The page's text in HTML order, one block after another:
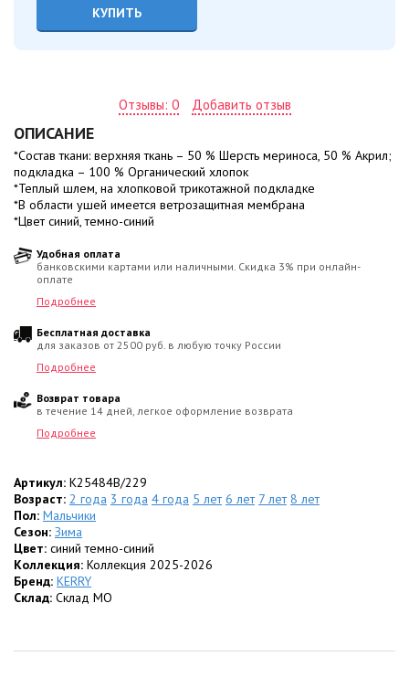
КУПИТЬ
Отзывы: 0 Добавить отзыв
ОПИСАНИЕ
*Состав ткани: верхняя ткань – 50 % Шерсть мериноса, 50 % Акрил;
подкладка – 100 % Органический хлопок
*Теплый шлем, на хлопковой трикотажной подкладке
*В области ушей имеется ветрозащитная мембрана
*Цвет синий, темно-синий
Удобная оплата
банковскими картами или наличными. Скидка 3% при онлайн-
оплате
Подробнее
Бесплатная доставка
для заказов от 2500 руб. в любую точку России
Подробнее
Возврат товара
в течение 14 дней, легкое оформление возврата
Подробнее
Артикул: K25484B/229
Возраст: 2 года 3 года 4 года 5 лет 6 лет 7 лет 8 лет
Пол: Мальчики
Сезон: Зима
Цвет: синий темно-синий
Коллекция: Коллекция 2025-2026
Бренд: KERRY
Склад: Склад МО